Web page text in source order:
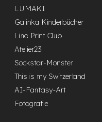
LUMAKI
Galinka Kinderbücher
Lino Print Club
Atelier23
Sockstar-Monster
This is my Switzerland
AI-Fantasy-Art
Fotografie